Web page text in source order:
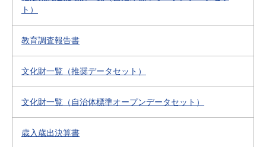
ト）
教育調査報告書
文化財一覧（推奨データセット）
文化財一覧（自治体標準オープンデータセット）
歳入歳出決算書